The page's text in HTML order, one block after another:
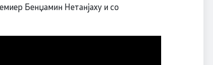
Бенџамин Нетанјаху и со